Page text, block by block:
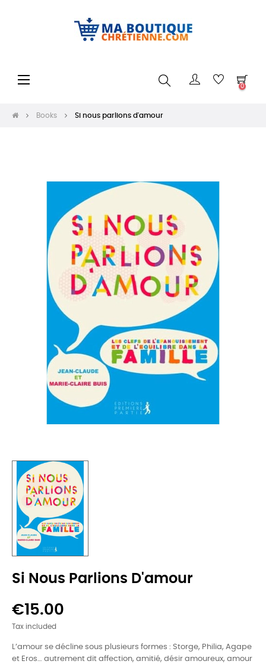
Toggle
☰
0
Books Si nous parlions d'amour
Si Nous Parlions D'amour
€15.00
Tax included
L’amour se décline sous plusieurs formes : Storge, Philia, Agape
et Eros… autrement dit affection, amitié, désir amoureux, amour